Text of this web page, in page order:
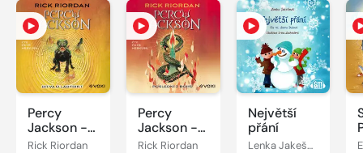
Percy
Jackson -
Bitva o
Rick Riordan
Percy
Jackson -
Poslední z
Rick Riordan
Největší
přání
Lenka Jakešová